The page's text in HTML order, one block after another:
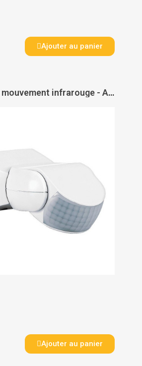
Ajouter au panier
Détecteur de mouvement infrarouge - ASLO
Ajouter au panier